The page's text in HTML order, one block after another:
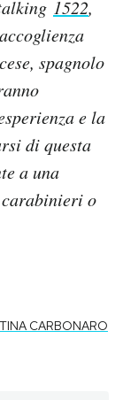
1522,
spagnolo
e la
di questa
a una
carabinieri o
CARBONARO